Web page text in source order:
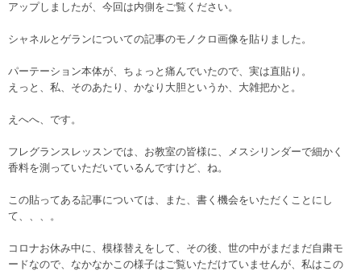
アップしましたが、今回は内側をご覧ください。
シャネルとゲランについての記事のモノクロ画像を貼りました。
パーテーション本体が、ちょっと痛んでいたので、実は直貼り。
えっと、私、そのあたり、かなり大胆というか、大雑把かと。
えへへ、です。
フレグランスレッスンでは、お教室の皆様に、メスシリンダーで細かく
香料を測っていただいているんですけど、ね。
この貼ってある記事については、また、書く機会をいただくことにし
て、、、。
コロナお休み中に、模様替えをして、その後、世の中がまだまだ自粛モ
ードなので、なかなかこの様子はご覧いただけていませんが、私はこの